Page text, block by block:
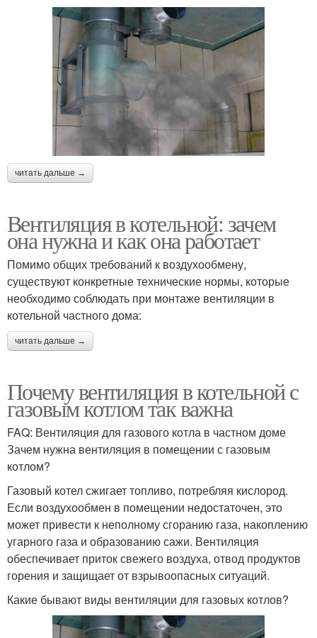
читать дальше →
Вентиляция в котельной: зачем
она нужна и как она работает
Помимо общих требований к воздухообмену,
существуют конкретные технические нормы, которые
необходимо соблюдать при монтаже вентиляции в
котельной частного дома:
читать дальше →
Почему вентиляция в котельной с
газовым котлом так важна
FAQ: Вентиляция для газового котла в частном доме
Зачем нужна вентиляция в помещении с газовым
котлом?
Газовый котел сжигает топливо, потребляя кислород.
Если воздухообмен в помещении недостаточен, это
может привести к неполному сгоранию газа, накоплению
угарного газа и образованию сажи. Вентиляция
обеспечивает приток свежего воздуха, отвод продуктов
горения и защищает от взрывоопасных ситуаций.
Какие бывают виды вентиляции для газовых котлов?